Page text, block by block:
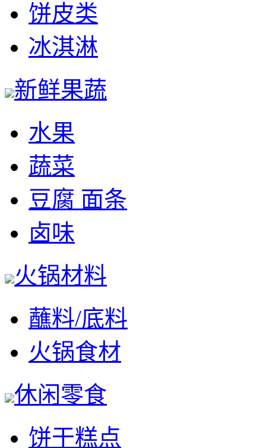
饼皮类
冰淇淋
新鲜果蔬
水果
蔬菜
豆腐 面条
卤味
火锅材料
蘸料/底料
火锅食材
休闲零食
饼干糕点